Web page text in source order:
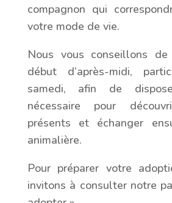
compagnon qui
votre mode de vie.
Nous vous conseillons
début d’après-midi,
samedi, afin de
nécessaire pour
présents et échanger
animalière.
Pour préparer votre
invitons à consulter notre